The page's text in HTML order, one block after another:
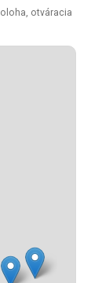
otváracia